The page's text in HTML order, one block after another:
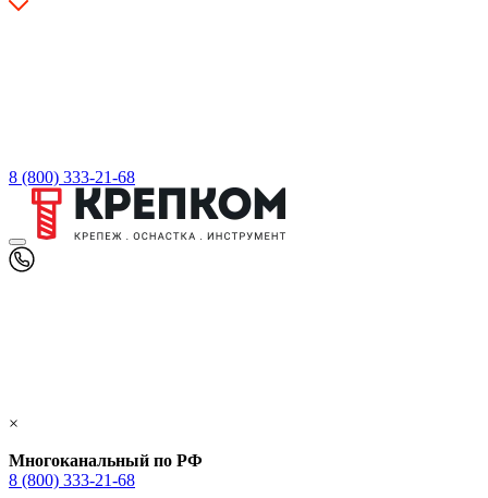
8 (800) 333-21-68
×
Многоканальный по РФ
8 (800) 333‑21-68